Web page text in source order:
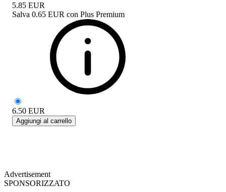
5.85 EUR
Salva 0.65 EUR con Plus Premium
6.50 EUR
Aggiungi al carrello
Advertisement
SPONSORIZZATO